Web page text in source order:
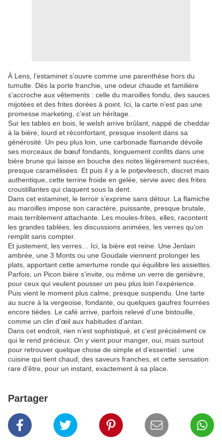
À Lens, l’estaminet s’ouvre comme une parenthèse hors du
tumulte. Dès la porte franchie, une odeur chaude et familière
s’accroche aux vêtements : celle du maroilles fondu, des sauces
mijotées et des frites dorées à point. Ici, la carte n’est pas une
promesse marketing, c’est un héritage.
Sur les tables en bois, le welsh arrive brûlant, nappé de cheddar
à la bière, lourd et réconfortant, presque insolent dans sa
générosité. Un peu plus loin, une carbonade flamande dévoile
ses morceaux de bœuf fondants, longuement confits dans une
bière brune qui laisse en bouche des notes légèrement sucrées,
presque caramélisées. Et puis il y a le potjevleesch, discret mais
authentique, cette terrine froide en gelée, servie avec des frites
croustillantes qui claquent sous la dent.
Dans cet estaminet, le terroir s’exprime sans détour. La flamiche
au maroilles impose son caractère, puissante, presque brutale,
mais terriblement attachante. Les moules-frites, elles, racontent
les grandes tablées, les discussions animées, les verres qu’on
remplit sans compter.
Et justement, les verres… Ici, la bière est reine. Une Jenlain
ambrée, une 3 Monts ou une Goudale viennent prolonger les
plats, apportant cette amertume ronde qui équilibre les assiettes.
Parfois, un Picon bière s’invite, ou même un verre de genièvre,
pour ceux qui veulent pousser un peu plus loin l’expérience.
Puis vient le moment plus calme, presque suspendu. Une tarte
au sucre à la vergeoise, fondante, ou quelques gaufres fourrées
encore tièdes. Le café arrive, parfois relevé d’une bistouille,
comme un clin d’œil aux habitudes d’antan.
Dans cet endroit, rien n’est sophistiqué, et c’est précisément ce
qui le rend précieux. On y vient pour manger, oui, mais surtout
pour retrouver quelque chose de simple et d’essentiel : une
cuisine qui tient chaud, des saveurs franches, et cette sensation
rare d’être, pour un instant, exactement à sa place.
Partager